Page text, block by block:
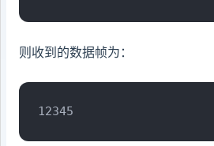
则收到的数据帧为：
12345